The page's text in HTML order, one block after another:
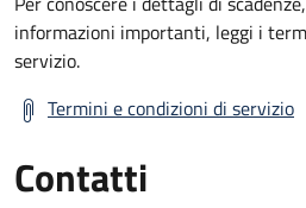
informazioni importanti, leggi i
servizio.
Termini e condizioni di servizio
Contatti